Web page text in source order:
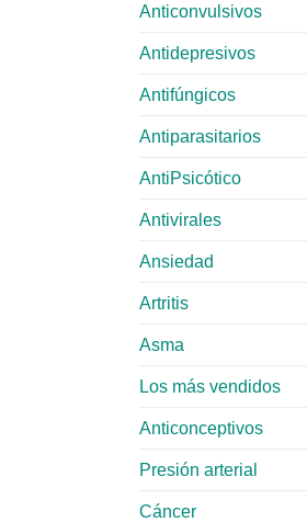
Anticonvulsivos
Antidepresivos
Antifúngicos
Antiparasitarios
AntiPsicótico
Antivirales
Ansiedad
Artritis
Asma
Los más vendidos
Anticonceptivos
Presión arterial
Cáncer